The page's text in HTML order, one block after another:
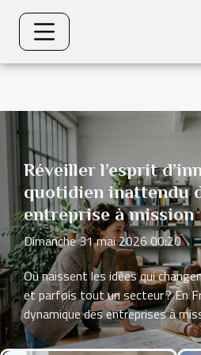
Réveiller l’esprit
quotidien inattendu
entreprise à mission
Dimanche 31 mai 2026 00:20
Où naissent les idées qui
et parfois tout un secteur ? En
dynamique des entreprises à
dans le paysage économique,